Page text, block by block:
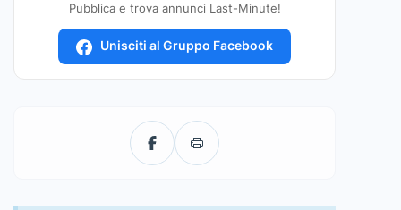
Pubblica e trova annunci Last-Minute!
Unisciti al Gruppo Facebook